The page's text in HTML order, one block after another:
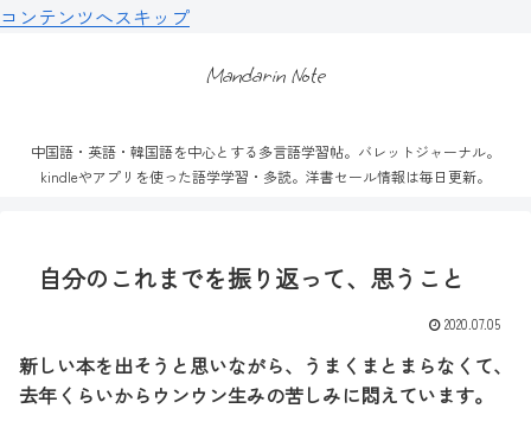
コンテンツへスキップ
Mandarin Note
中国語・英語・韓国語を中心とする多言語学習帖。バレットジャーナル。
kindleやアプリを使った語学学習・多読。洋書セール情報は毎日更新。
自分のこれまでを振り返って、思うこと
2020.07.05
新しい本を出そうと思いながら、うまくまとまらなくて、
去年くらいからウンウン生みの苦しみに悶えています。